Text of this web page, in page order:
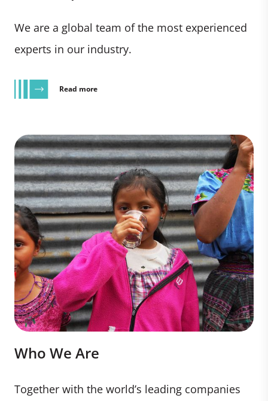
We are a global team of the most experienced
experts in our industry.
Read more
Who We Are
Together with the world’s leading companies